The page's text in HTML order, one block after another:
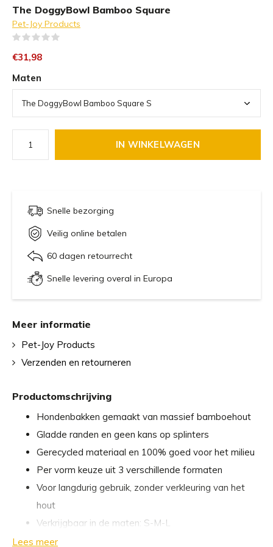
The DoggyBowl Bamboo Square
Pet-Joy Products
€31,98
Maten
IN WINKELWAGEN
Snelle bezorging
Veilig online betalen
60 dagen retourrecht
Snelle levering overal in Europa
Productomschrijving
Hondenbakken gemaakt van massief bamboehout
Gladde randen en geen kans op splinters
Gerecycled materiaal en 100% goed voor het milieu
Per vorm keuze uit 3 verschillende formaten
Voor langdurig gebruik, zonder verkleuring van het
hout
Verkrijgbaar in de maten: S-M-L
Lees meer
Meer informatie
Pet-Joy Products
Verzenden en retourneren